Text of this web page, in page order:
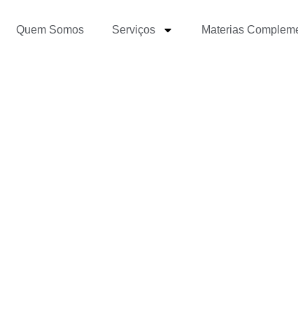
Quem Somos Serviços Materias